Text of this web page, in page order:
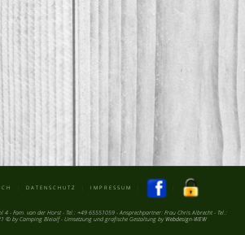
DATENSCHUTZ IMPRESSUM
- Fam. van der Horst - Tel.: +49 65551059 - Ansprechpartner: Frau Chris Albrecht - Tel.:
© by Camping Bleialf - Umsetzung und grafische Gestaltung byWebdesign-WEW